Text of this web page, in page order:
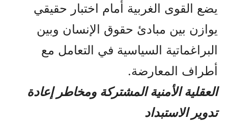
يضع القوى الغربية أمام اختبار حقيقي
يوازن بين مبادئ حقوق الإنسان وبين
البراغماتية السياسية في التعامل مع
أطراف المعارضة.
العقلية الأمنية المشتركة ومخاطر إعادة
تدوير الاستبداد